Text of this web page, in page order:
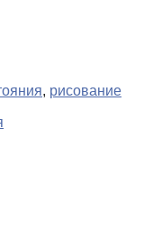
, рисование